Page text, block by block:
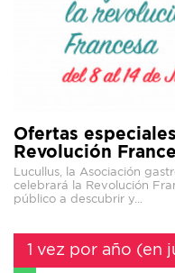
Ofertas
Revolución
Lucullus, la Asociación
celebrará la Revolución
público a descubrir y...
1 vez por año (en